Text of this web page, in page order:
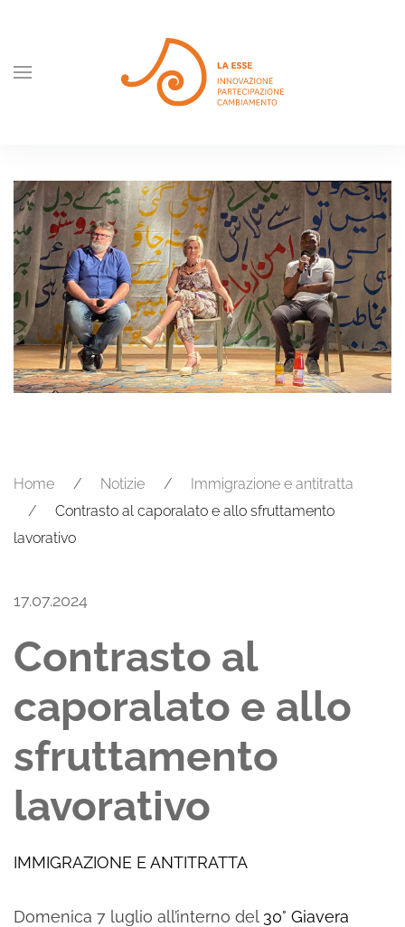
Skip to main content
Home Notizie
Immigrazione e antitratta
Contrasto al caporalato e allo sfruttamento
lavorativo
17.07.2024
Contrasto al
caporalato e allo
sfruttamento
lavorativo
IMMIGRAZIONE E ANTITRATTA
Domenica 7 luglio all’interno del 30° Giavera